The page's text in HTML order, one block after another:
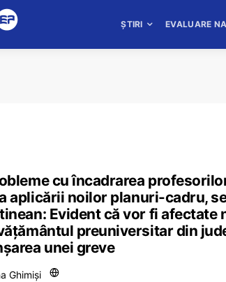
ȘTIRI EVALUARE
cu încadrarea
aplicării noilor planuri-cadru,
Evident că vor fi
preuniversitar din
unei greve
Ghimiși